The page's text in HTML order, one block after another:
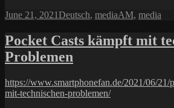
Posted
June 21, 2021Categories
Deutsch, mediaTags
AM, media
Pocket Casts kämpft mit
Problemen
https://www.smartphonefan.de/2021/06/21/
mit-technischen-problemen/